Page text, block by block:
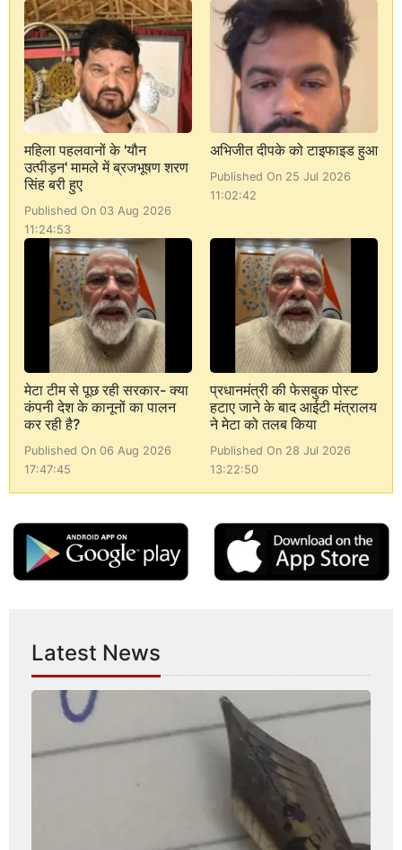
महिला पहलवानों के 'यौन
उत्पीड़न' मामले में ब्रजभूषण शरण
सिंह बरी हुए
Published On 03 Aug 2026
11:24:53
अभिजीत दीपके को टाइफाइड हुआ
Published On 25 Jul 2026
11:02:42
मेटा टीम से पूछ रही सरकार- क्या
कंपनी देश के कानूनों का पालन
कर रही है?
Published On 06 Aug 2026
17:47:45
प्रधानमंत्री की फेसबुक पोस्ट
हटाए जाने के बाद आईटी मंत्रालय
ने मेटा को तलब किया
Published On 28 Jul 2026
13:22:50
Latest News